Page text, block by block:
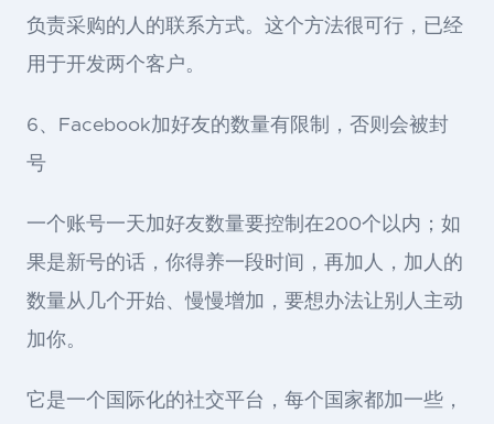
负责采购的人的联系方式。这个方法很可行，已经
用于开发两个客户。
6、Facebook加好友的数量有限制，否则会被封
号
一个账号一天加好友数量要控制在200个以内；如
果是新号的话，你得养一段时间，再加人，加人的
数量从几个开始、慢慢增加，要想办法让别人主动
加你。
它是一个国际化的社交平台，每个国家都加一些，